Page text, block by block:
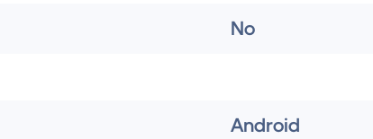
No
Android